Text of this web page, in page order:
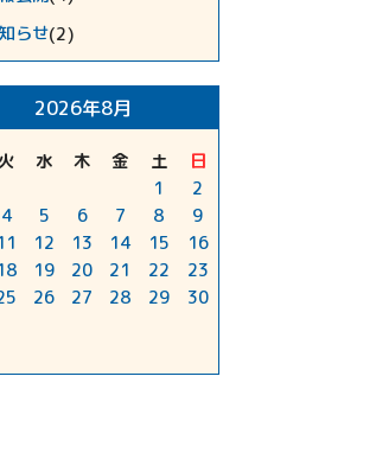
らせ(2)
2026年8月
火 水 木 金 土
日
1
2
4 5 6 7 8
9
12 13 14 15
16
19 20 21 22
23
26 27 28 29
30